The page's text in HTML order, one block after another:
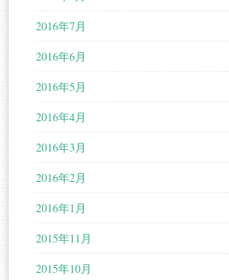
2016年7月
2016年6月
2016年5月
2016年4月
2016年3月
2016年2月
2016年1月
2015年11月
2015年10月